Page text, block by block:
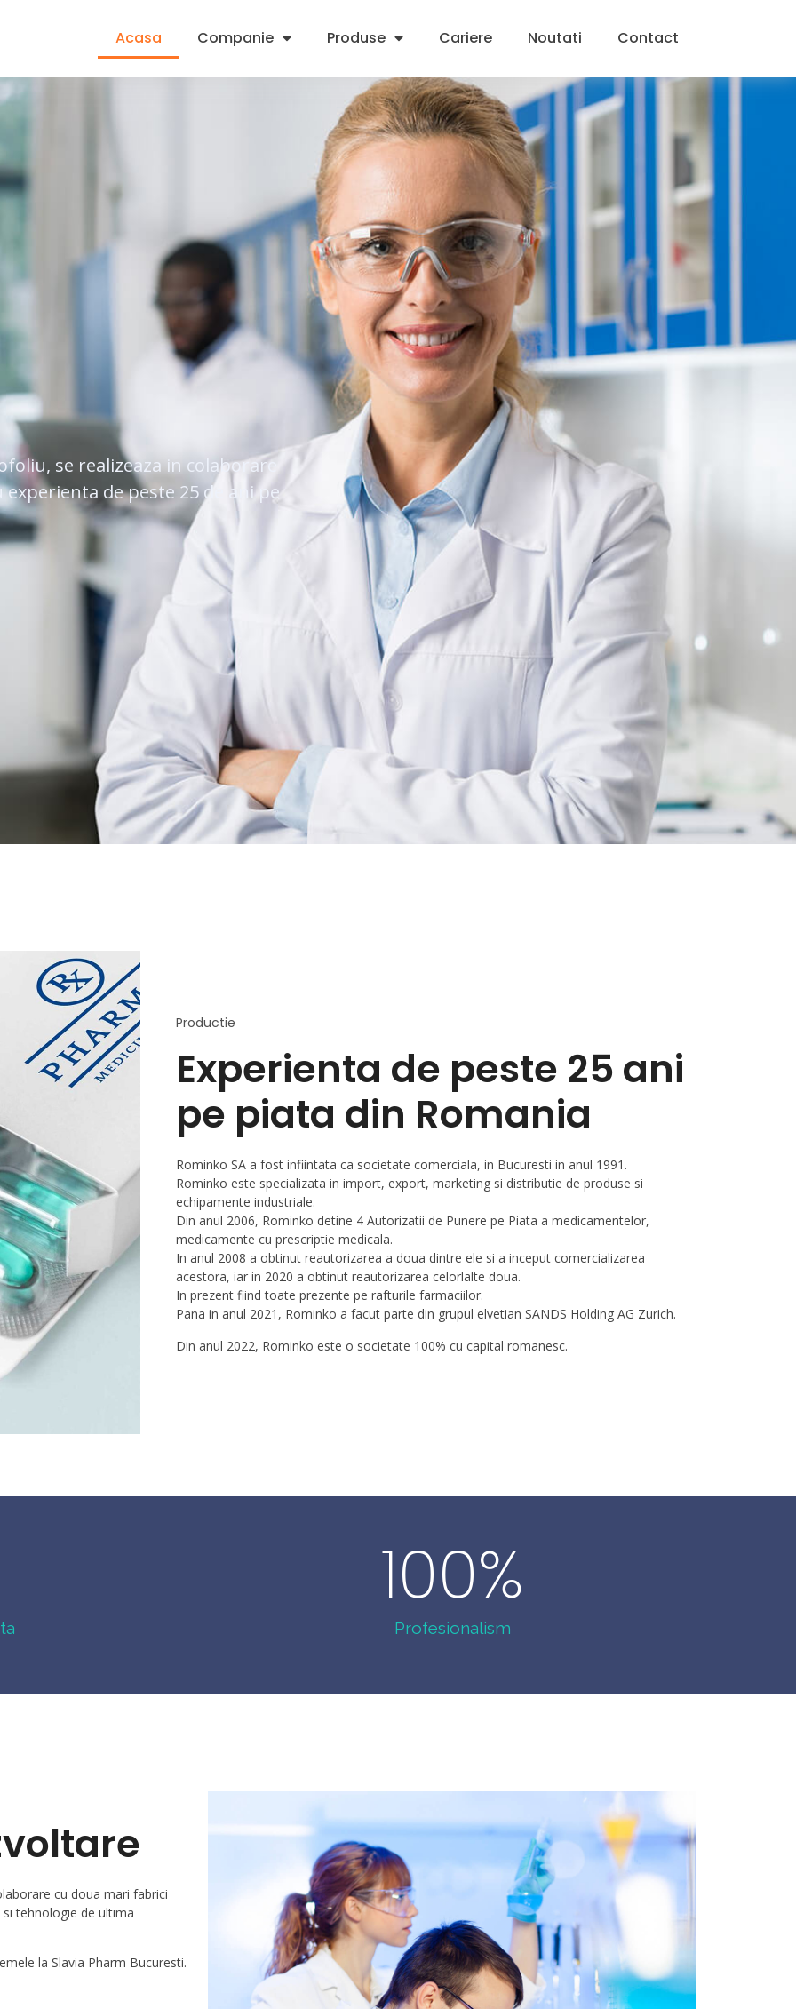
Acasa Companie Produse Cariere Noutati Contact
se realizeaza in colaborare
de peste 25 de ani pe
Productie
Experienta de peste 25 ani
pe piata din Romania
Rominko SA a fost infiintata ca societate comerciala, in Bucuresti in anul 1991.
Rominko este specializata in import, export, marketing si distributie de produse si
echipamente industriale.
Din anul 2006, Rominko detine 4 Autorizatii de Punere pe Piata a medicamentelor,
medicamente cu prescriptie medicala.
In anul 2008 a obtinut reautorizarea a doua dintre ele si a inceput comercializarea
acestora, iar in 2020 a obtinut reautorizarea celorlalte doua.
In prezent fiind toate prezente pe rafturile farmaciilor.
Pana in anul 2021, Rominko a facut parte din grupul elvetian SANDS Holding AG Zurich.
Din anul 2022, Rominko este o societate 100% cu capital romanesc.
Profesionalism
100%
cu doua mari fabrici
tehnologie de ultima
la Slavia Pharm Bucuresti.